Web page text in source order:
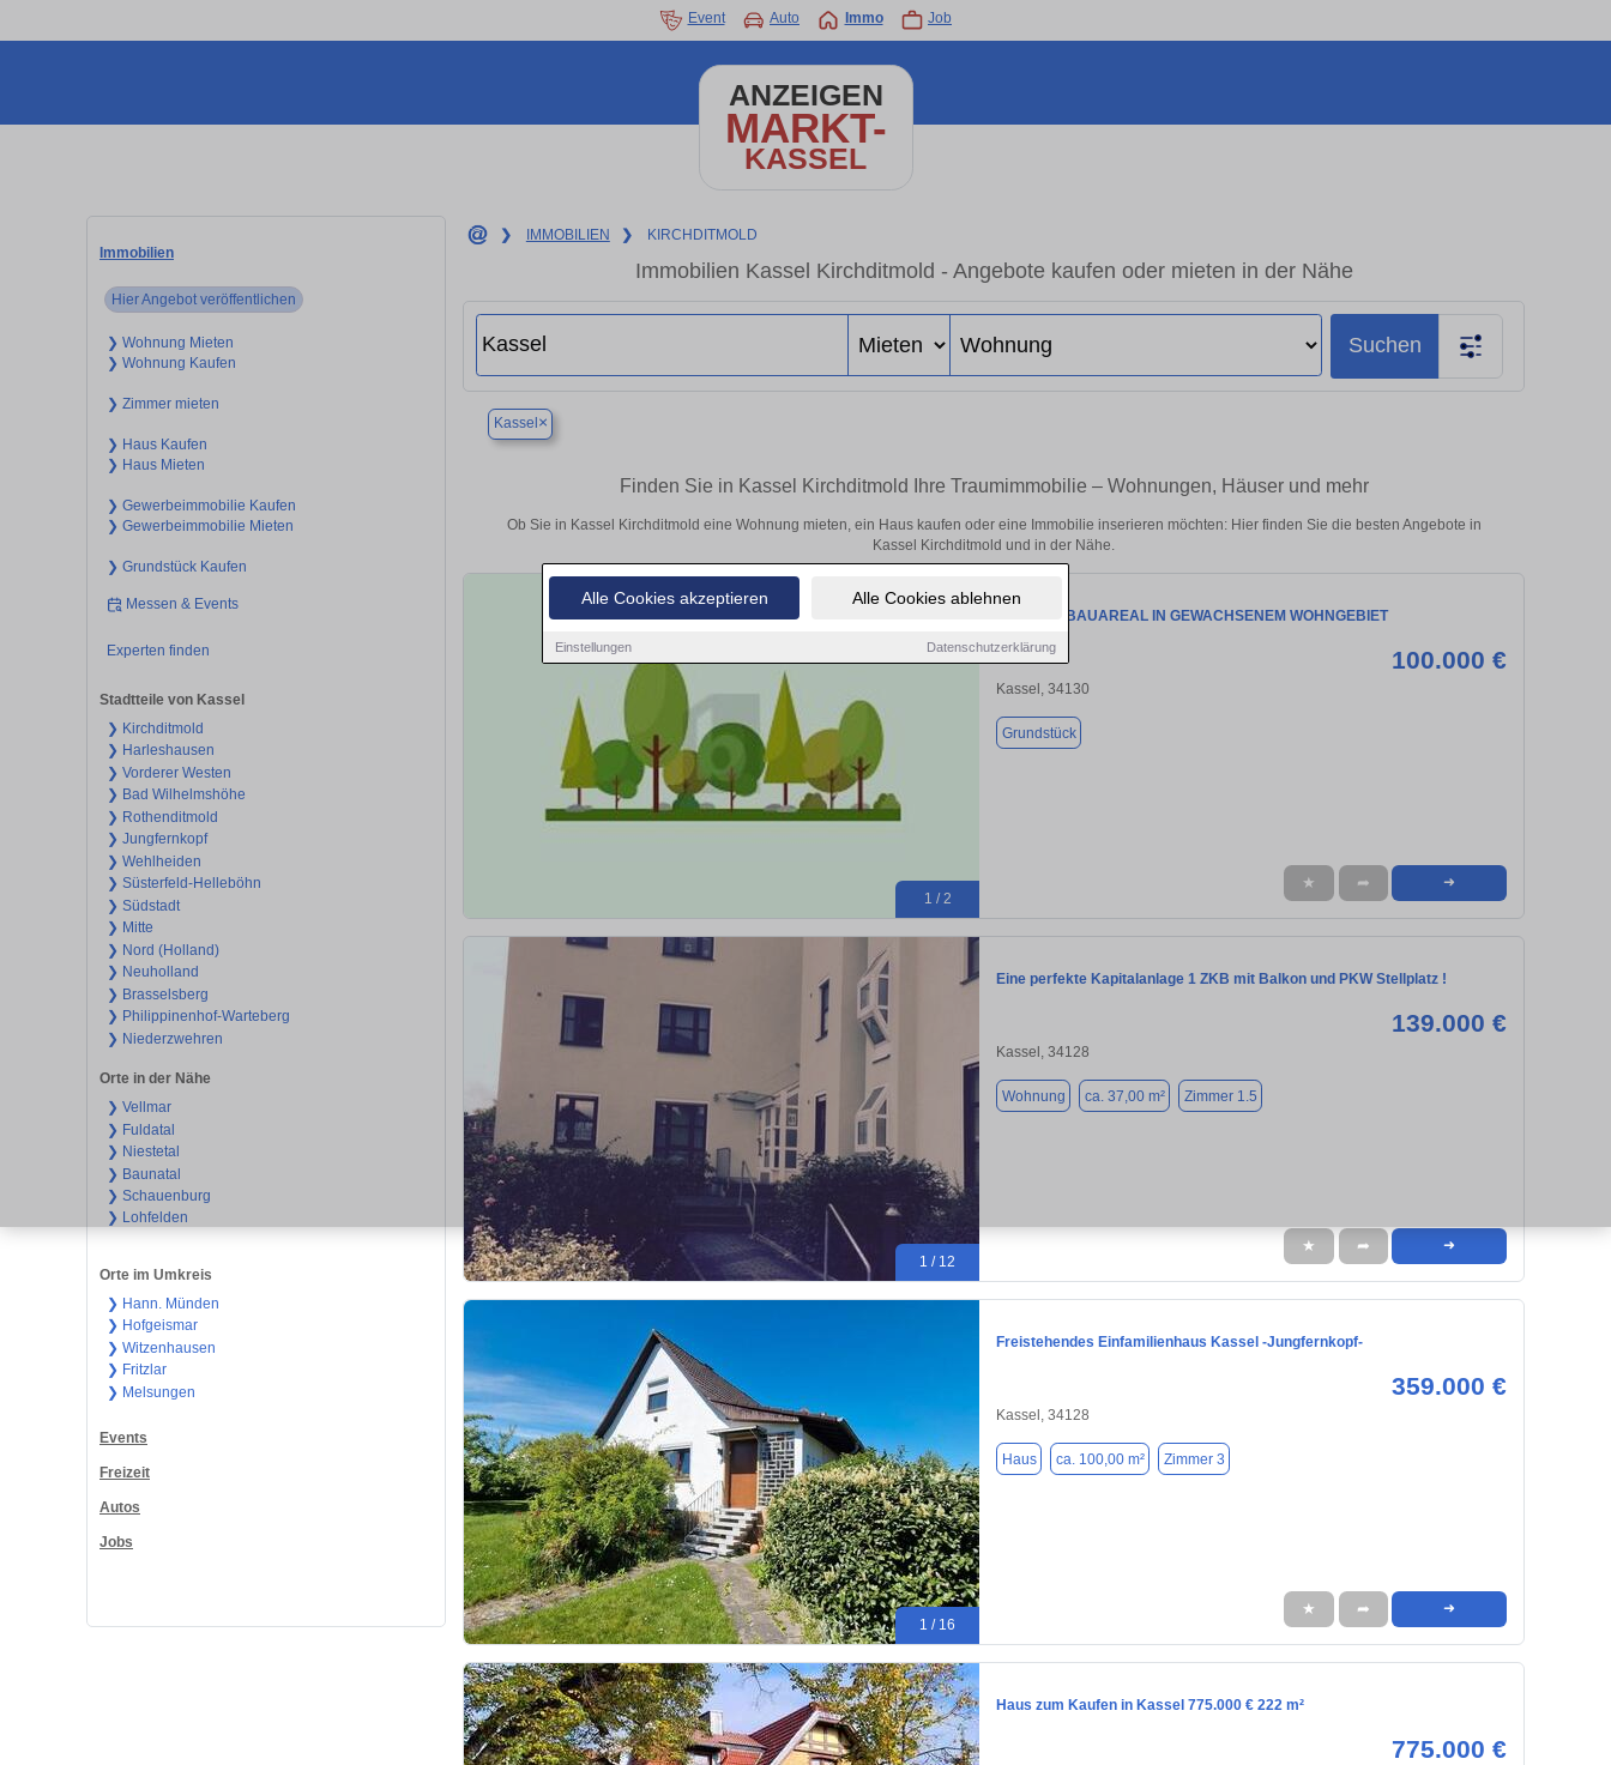
Alle Cookies akzeptieren Alle Cookies ablehnen
Einstellungen Datenschutzerklärung
Event Auto Immo Job
ANZEIGEN
MARKT-
KASSEL
Immobilien
Hier Angebot veröffentlichen
❯ Wohnung Mieten
❯ Wohnung Kaufen
❯ Zimmer mieten
❯ Haus Kaufen
❯ Haus Mieten
❯ Gewerbeimmobilie Kaufen
❯ Gewerbeimmobilie Mieten
❯ Grundstück Kaufen
Messen & Events
Experten finden
Stadtteile von Kassel
❯ Kirchditmold
❯ Harleshausen
❯ Vorderer Westen
❯ Bad Wilhelmshöhe
❯ Rothenditmold
❯ Jungfernkopf
❯ Wehlheiden
❯ Süsterfeld-Helleböhn
❯ Südstadt
❯ Mitte
❯ Nord (Holland)
❯ Neuholland
❯ Brasselsberg
❯ Philippinenhof-Warteberg
❯ Niederzwehren
Orte in der Nähe
❯ Vellmar
❯ Fuldatal
❯ Niestetal
❯ Baunatal
❯ Schauenburg
❯ Lohfelden
Orte im Umkreis
❯ Hann. Münden
❯ Hofgeismar
❯ Witzenhausen
❯ Fritzlar
❯ Melsungen
Events
Freizeit
Autos
Jobs
❯ IMMOBILIEN ❯ KIRCHDITMOLD
Immobilien Kassel Kirchditmold - Angebote kaufen oder mieten in der Nähe
Suchen
Kassel ×
Finden Sie in Kassel Kirchditmold Ihre Traumimmobilie – Wohnungen, Häuser und mehr
Ob Sie in Kassel Kirchditmold eine Wohnung mieten, ein Haus kaufen oder eine Immobilie inserieren möchten: Hier finden Sie die besten Angebote in
Kassel Kirchditmold und in der Nähe.
1 / 2
RUHIGES BAUAREAL IN GEWACHSENEM WOHNGEBIET
100.000 €
Kassel, 34130
Grundstück
★ ➦ ➜
1 / 12
Eine perfekte Kapitalanlage 1 ZKB mit Balkon und PKW Stellplatz !
139.000 €
Kassel, 34128
Wohnung ca. 37,00 m² Zimmer 1.5
★ ➦ ➜
1 / 16
Freistehendes Einfamilienhaus Kassel -Jungfernkopf-
359.000 €
Kassel, 34128
Haus ca. 100,00 m² Zimmer 3
★ ➦ ➜
Haus zum Kaufen in Kassel 775.000 € 222 m²
775.000 €